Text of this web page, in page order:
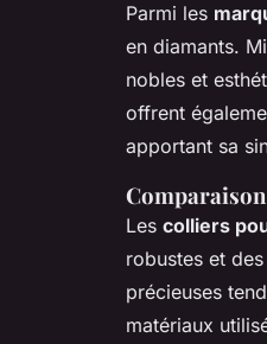
Parmi les
en diamants.
nobles et
offrent
apportant sa
Les colliers
robustes et
précieuses
matériaux